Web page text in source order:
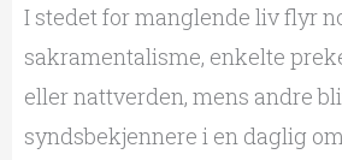
I stedet for manglende liv flyr
sakramentalisme, enkelte
eller nattverden, mens andre
syndsbekjennere i en daglig